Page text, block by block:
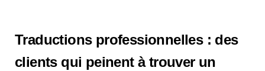
Traductions professionnelles : des
clients qui peinent à trouver un